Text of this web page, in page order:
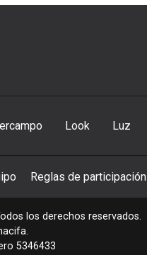
Look Luz
Reglas de participación
los derechos reservados.
5346433